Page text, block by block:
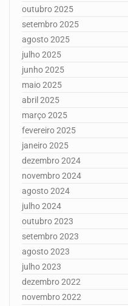
outubro 2025
setembro 2025
agosto 2025
julho 2025
junho 2025
maio 2025
abril 2025
março 2025
fevereiro 2025
janeiro 2025
dezembro 2024
novembro 2024
agosto 2024
julho 2024
outubro 2023
setembro 2023
agosto 2023
julho 2023
dezembro 2022
novembro 2022